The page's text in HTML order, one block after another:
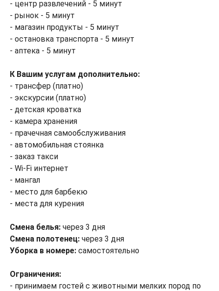
- центр развлечений - 5 минут
- рынок - 5 минут
- магазин продукты - 5 минут
- остановка транспорта - 5 минут
- аптека - 5 минут
К Вашим услугам дополнительно:
- трансфер (платно)
- экскурсии (платно)
- детская кроватка
- камера хранения
- прачечная самообслуживания
- автомобильная стоянка
- заказ такси
- Wi-Fi интернет
- мангал
- место для барбекю
- места для курения
Смена белья: через 3 дня
Смена полотенец: через 3 дня
Уборка в номере: самостоятельно
Ограничения:
- принимаем гостей с животными мелких пород по